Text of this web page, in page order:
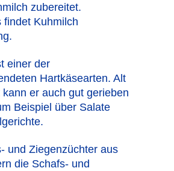
zubereitet.
findet Kuhmilch
einer der
Hartkäsearten. Alt
kann er auch gut gerieben
Beispiel über Salate
und Ziegenzüchter aus
die Schafs- und